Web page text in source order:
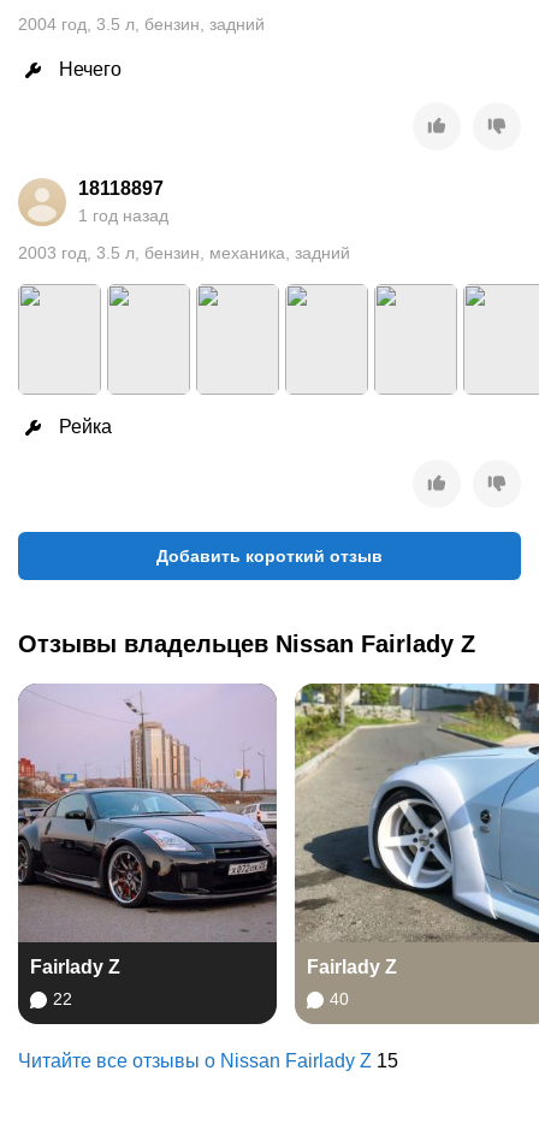
2004 год 3.5 л бензин задний
Нечего
18118897
1 год назад
2003 год 3.5 л бензин механика задний
Рейка
Добавить короткий отзыв
Отзывы владельцев Nissan Fairlady Z
Fairlady Z
22
Fairlady Z
40
Читайте все отзывы о Nissan Fairlady Z 15